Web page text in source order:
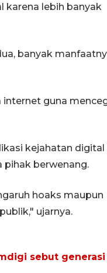
lebih banyak
banyak
guna
kejahatan digital
pihak berwenang.
hoaks maupun
ujarnya.
sebut generasi